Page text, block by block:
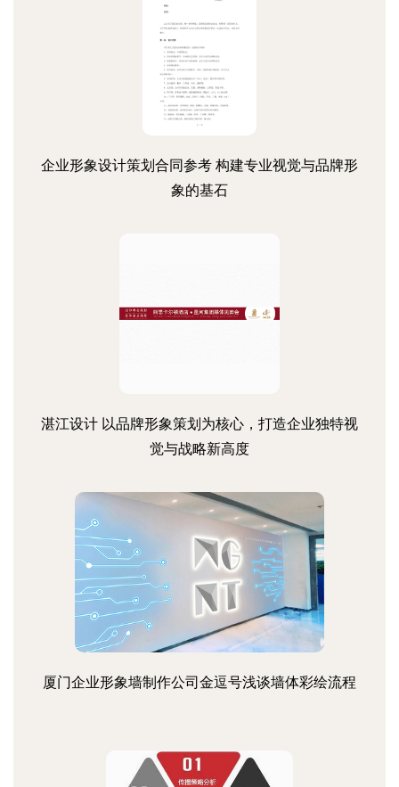
企业形象设计策划合同参考 构建专业视觉与品牌形
象的基石
湛江设计 以品牌形象策划为核心，打造企业独特视
觉与战略新高度
厦门企业形象墙制作公司金逗号浅谈墙体彩绘流程